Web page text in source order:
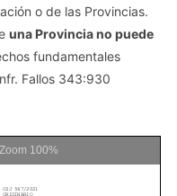
o de las Provincias.
una Provincia no puede
fundamentales
Fallos 343:930
Zoom 100%